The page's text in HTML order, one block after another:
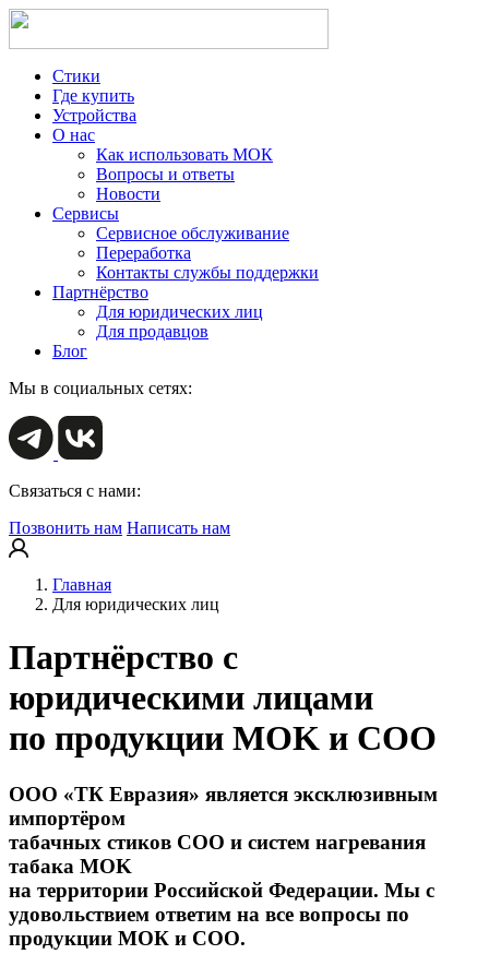
Стики
Где купить
Устройства
О нас
Как использовать МОК
Вопросы и ответы
Новости
Сервисы
Сервисное обслуживание
Переработка
Контакты службы поддержки
Партнёрство
Для юридических лиц
Для продавцов
Блог
Мы в социальных сетях:
Связаться с нами:
Позвонить нам Написать нам
Главная
Для юридических лиц
Партнёрство с
юридическими лицами
по продукции MOK и COO
ООО «ТК Евразия» является эксклюзивным
импортёром
табачных стиков COO и систем нагревания
табака MOK
на территории Российской Федерации. Мы с
удовольствием ответим на все вопросы по
продукции МОК и СОО.